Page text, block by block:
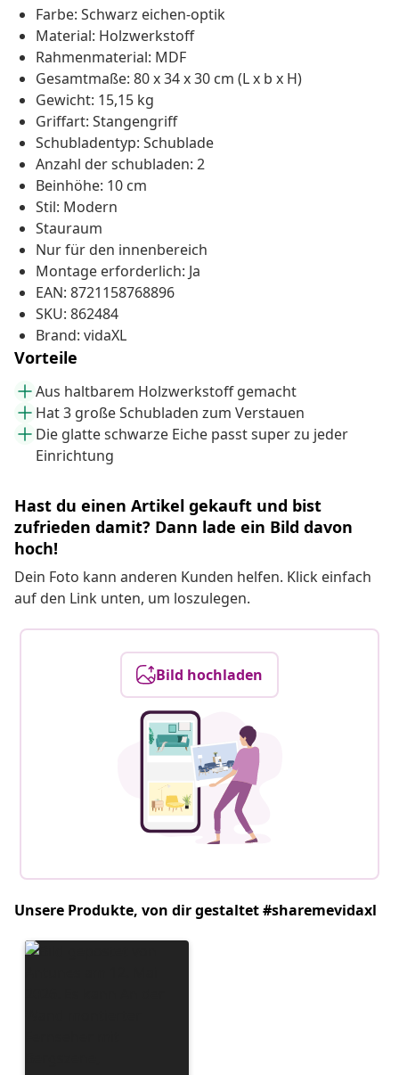
Farbe: Schwarz eichen-optik
Material: Holzwerkstoff
Rahmenmaterial: MDF
Gesamtmaße: 80 x 34 x 30 cm (L x b x H)
Gewicht: 15,15 kg
Griffart: Stangengriff
Schubladentyp: Schublade
Anzahl der schubladen: 2
Beinhöhe: 10 cm
Stil: Modern
Stauraum
Nur für den innenbereich
Montage erforderlich: Ja
EAN: 8721158768896
SKU: 862484
Brand: vidaXL
Vorteile
Aus haltbarem Holzwerkstoff gemacht
Hat 3 große Schubladen zum Verstauen
Die glatte schwarze Eiche passt super zu jeder
Einrichtung
Hast du einen Artikel gekauft und bist
zufrieden damit? Dann lade ein Bild davon
hoch!
Dein Foto kann anderen Kunden helfen. Klick einfach
auf den Link unten, um loszulegen.
Bild hochladen
Unsere Produkte, von dir gestaltet #sharemevidaxl